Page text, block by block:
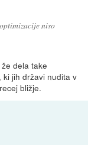
niso
dela take
jih državi nudita v
bližje.